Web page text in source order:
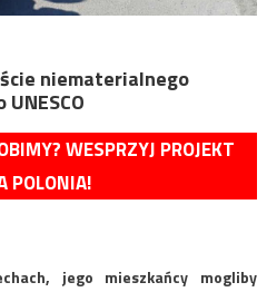
niematerialnego
WESPRZYJ PROJEKT
POLONIA!
jego mieszkańcy mogliby